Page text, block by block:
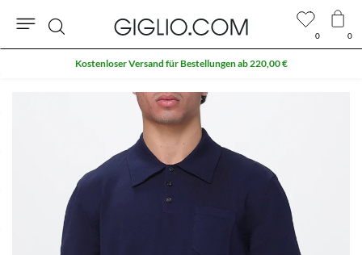
0 0
Suche
Kostenloser Versand für Bestellungen ab 220,00 €